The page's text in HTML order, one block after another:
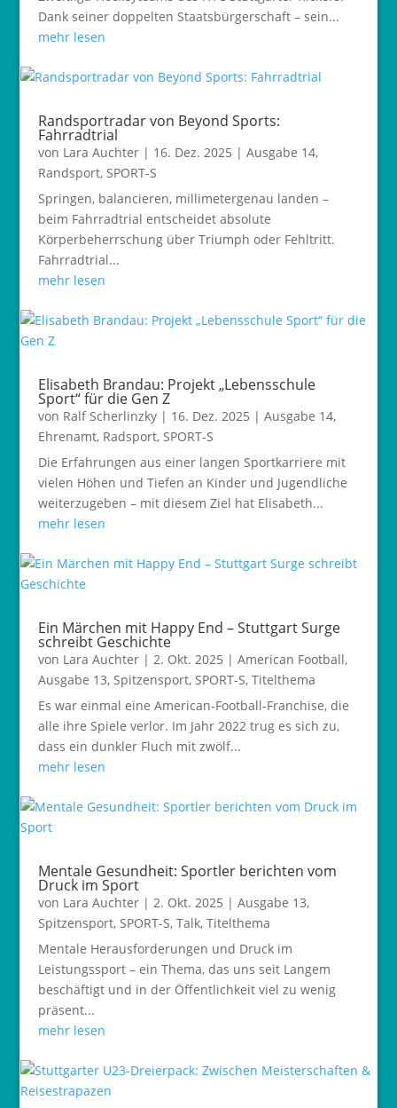
Dank seiner doppelten Staatsbürgerschaft – sein...
mehr lesen
Randsportradar von Beyond Sports:
Fahrradtrial
von Lara Auchter| 16. Dez. 2025 | Ausgabe 14,
Randsport, SPORT-S
Springen, balancieren, millimetergenau landen –
beim Fahrradtrial entscheidet absolute
Körperbeherrschung über Triumph oder Fehltritt.
Fahrradtrial...
mehr lesen
Elisabeth Brandau: Projekt „Lebensschule
Sport“ für die Gen Z
von Ralf Scherlinzky| 16. Dez. 2025 | Ausgabe 14,
Ehrenamt, Radsport, SPORT-S
Die Erfahrungen aus einer langen Sportkarriere mit
vielen Höhen und Tiefen an Kinder und Jugendliche
weiterzugeben – mit diesem Ziel hat Elisabeth...
mehr lesen
Ein Märchen mit Happy End – Stuttgart Surge
schreibt Geschichte
von Lara Auchter| 2. Okt. 2025 | American Football,
Ausgabe 13, Spitzensport, SPORT-S, Titelthema
Es war einmal eine American-Football-Franchise, die
alle ihre Spiele verlor. Im Jahr 2022 trug es sich zu,
dass ein dunkler Fluch mit zwölf...
mehr lesen
Mentale Gesundheit: Sportler berichten vom
Druck im Sport
von Lara Auchter| 2. Okt. 2025 | Ausgabe 13,
Spitzensport, SPORT-S, Talk, Titelthema
Mentale Herausforderungen und Druck im
Leistungssport – ein Thema, das uns seit Langem
beschäftigt und in der Öffentlichkeit viel zu wenig
präsent...
mehr lesen